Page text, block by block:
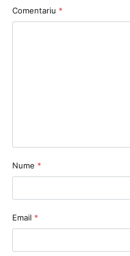
Comentariu *
Nume *
Email *